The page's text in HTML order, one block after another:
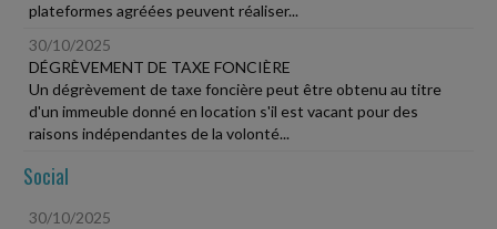
plateformes agréées peuvent réaliser...
30/10/2025
DÉGRÈVEMENT DE TAXE FONCIÈRE
Un dégrèvement de taxe foncière peut être obtenu au titre
d'un immeuble donné en location s'il est vacant pour des
raisons indépendantes de la volonté...
Social
30/10/2025